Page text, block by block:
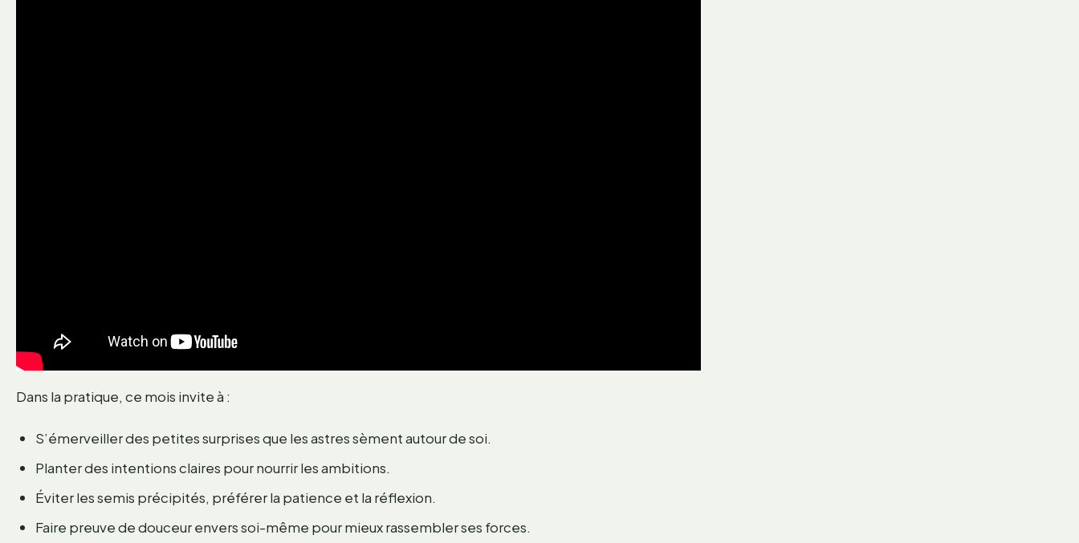
Dans la pratique, ce mois invite à :
S’émerveiller des petites surprises que les astres sèment autour de soi.
Planter des intentions claires pour nourrir les ambitions.
Éviter les semis précipités, préférer la patience et la réflexion.
Faire preuve de douceur envers soi-même pour mieux rassembler ses forces.